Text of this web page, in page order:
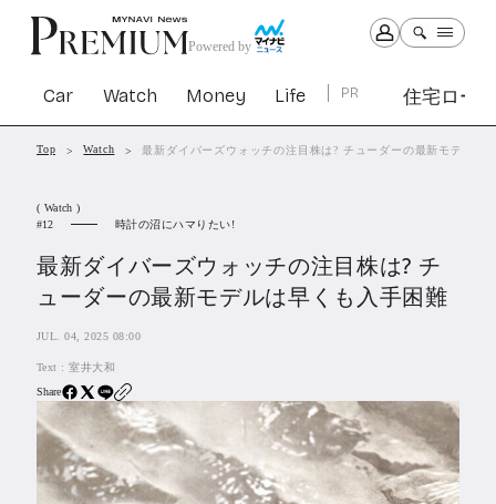
Powered by
Car Watch Money Life PR 住宅ロー
Car Watch Money
住宅ローン
SBIネオトレード証券
All Articles
特集&連載記事
Top Watch 最新ダイバーズウォッチの注目株は? チューダーの最新モデルは
( Watch )
12
時計の沼にハマりたい!
最新ダイバーズウォッチの注目株は? チ
ューダーの最新モデルは早くも入手困難
JUL. 04, 2025 08:00
Text :室井大和
Share